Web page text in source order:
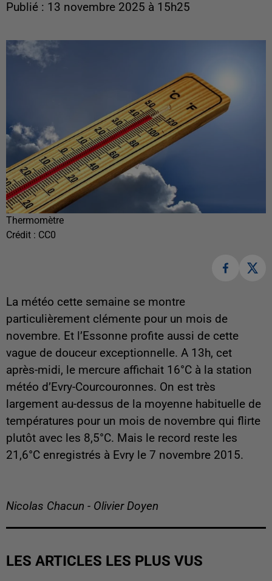
Publié : 13 novembre 2025 à 15h25
Thermomètre
Crédit : CC0
La météo cette semaine se montre
particulièrement clémente pour un mois de
novembre. Et l’Essonne profite aussi de cette
vague de douceur exceptionnelle. A 13h, cet
après-midi, le mercure affichait 16°C à la station
météo d’Evry-Courcouronnes. On est très
largement au-dessus de la moyenne habituelle de
températures pour un mois de novembre qui flirte
plutôt avec les 8,5°C. Mais le record reste les
21,6°C enregistrés à Evry le 7 novembre 2015.
Nicolas Chacun - Olivier Doyen
LES ARTICLES LES PLUS VUS